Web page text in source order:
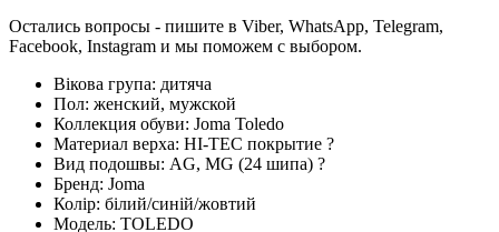
Остались вопросы - пишите в Viber, WhatsApp, Telegram,
Facebook, Instagram и мы поможем с выбором.
Вікова група: дитяча
Пол: женский, мужской
Коллекция обуви: Joma Toledo
Материал верха: HI-TEC покрытие ?
Вид подошвы: AG, MG (24 шипа) ?
Бренд: Joma
Колір: білий/синій/жовтий
Модель: TOLEDO